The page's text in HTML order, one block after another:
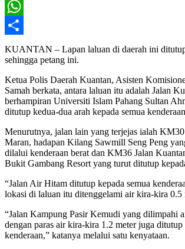
X
WhatsApp
Share
KUANTAN – Lapan laluan di daerah ini
sehingga petang ini.
Ketua Polis Daerah Kuantan, Asisten
Samah berkata, antara laluan itu adalah Jalan
berhampiran Universiti Islam Pahang Sultan
ditutup kedua-dua arah kepada semua
Menurutnya, jalan lain yang terjejas ialah
Maran, hadapan Kilang Sawmill Seng Peng
dilalui kenderaan berat dan KM36 Jalan
Bukit Gambang Resort yang turut ditutup
“Jalan Air Hitam ditutup kepada semua
lokasi di laluan itu ditenggelami air kira-kira 0.5
“Jalan Kampung Pasir Kemudi yang dilimpahi
dengan paras air kira-kira 1.2 meter juga ditutup
kenderaan,” katanya melalui satu kenyataan.